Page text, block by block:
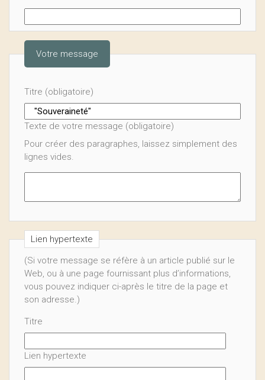
Votre message
Titre (obligatoire)
Texte de votre message (obligatoire)
Pour créer des paragraphes, laissez simplement des
lignes vides.
Lien hypertexte
(Si votre message se réfère à un article publié sur le
Web, ou à une page fournissant plus d’informations,
vous pouvez indiquer ci-après le titre de la page et
son adresse.)
Titre
Lien hypertexte